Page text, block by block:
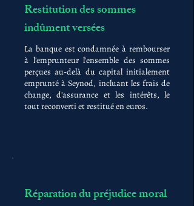
Restitution des sommes
indûment versées
La banque est condamnée à rembourser
à l'emprunteur l'ensemble des sommes
perçues au-delà du capital initialement
emprunté à Seynod, incluant les frais de
change, d'assurance et les intérêts, le
tout reconverti et restitué en euros.
Réparation du préjudice moral